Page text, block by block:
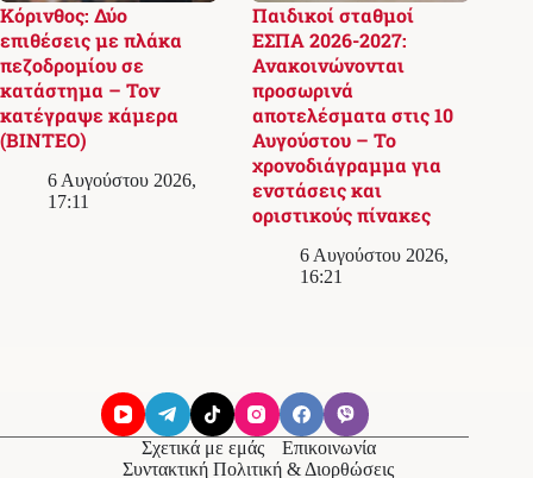
Κόρινθος: Δύο
επιθέσεις με πλάκα
πεζοδρομίου σε
κατάστημα – Τον
κατέγραψε κάμερα
(ΒΙΝΤΕΟ)
6 Αυγούστου 2026,
17:11
Παιδικοί σταθμοί
ΕΣΠΑ 2026-2027:
Ανακοινώνονται
προσωρινά
αποτελέσματα στις 10
Αυγούστου – Το
χρονοδιάγραμμα για
ενστάσεις και
οριστικούς πίνακες
6 Αυγούστου 2026,
16:21
Σχετικά με εμάς
Επικοινωνία
Συντακτική Πολιτική & Διορθώσεις